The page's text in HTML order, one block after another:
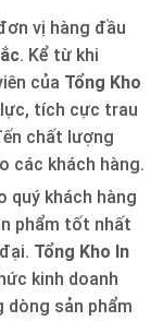
vị hàng đầu
. Kể từ khi
của Tổng Kho
tích cực trau
chất lượng
các khách hàng.
quý khách hàng
phẩm tốt nhất
Tổng Kho In
kinh doanh
dòng sản phẩm